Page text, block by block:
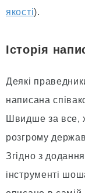
якості).
Історія
Деякі
написана
Швидше за все,
розгрому
Згідно з
інструменті